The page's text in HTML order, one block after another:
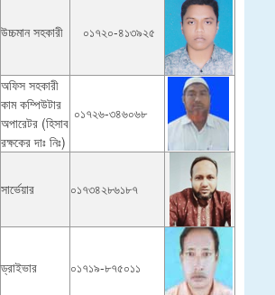
উচ্চমান সহকারী ০১৭২০-৪১৩৯২৫
অফিস সহকারী
কাম কম্পিউটার
অপারেটর (হিসাব
রক্ষকের দাঃ নিঃ)
০১৭২৬-৩৪৬০৬৮
সার্ভেয়ার ০১৭৩৪২৮৬১৮৭
ড্রাইভার ০১৭১৯-৮৭৫০১১